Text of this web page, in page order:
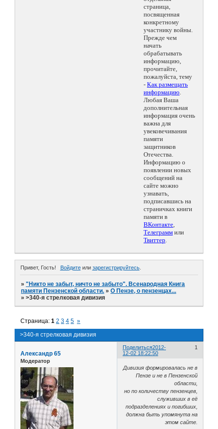
страница,
посвященная
конкретному
участнику войны.
Прежде чем
начать
обрабатывать
информацию,
прочитайте,
пожалуйста, тему
- Как размещать
информацию.
Любая Ваша
дополнительная
информация очень
важна для
увековечивания
памяти
защитников
Отечества.
Информацию о
появлении новых
сообщений на
сайте можно
узнавать,
подписавшись на
страничках книги
памяти в
ВКонтакте,
Телеграмм или
Твиттер.
Привет, Гость! Войдитеили зарегистрируйтесь.
»"Никто не забыт, ничто не забыто". Всенародная Книга
памяти Пензенской области. »О Пензе, о пензенцах...
»>340-я стрелковая дивизия
>340-я стрелковая дивизия
Страница:1 2 3 4 5 »
Поделиться 1
2012-
12-02 18:22:50
Александр 65
Модератор
Дивизия формировалась не в
Пензе и не в Пензенской
области,
но по количеству пензенцев,
служивших в её
подразделениях и погибших,
должна быть упомянута на
этом сайте.